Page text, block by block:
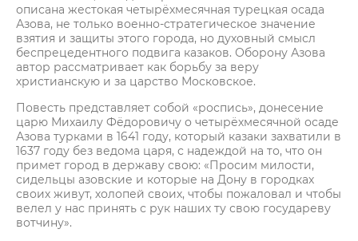
описана жестокая четырёхмесячная турецкая осада
Азова, не только военно-стратегическое значение
взятия и защиты этого города, но духовный смысл
беспрецедентного подвига казаков. Оборону Азова
автор рассматривает как борьбу за веру
христианскую и за царство Московское.
Повесть представляет собой «роспись», донесение
царю Михаилу Фёдоровичу о четырёхмесячной осаде
Азова турками в 1641 году, который казаки захватили в
1637 году без ведома царя, с надеждой на то, что он
примет город в державу свою: «Просим милости,
сидельцы азовские и которые на Дону в городках
своих живут, холопей своих, чтобы пожаловал и чтобы
велел у нас принять с рук наших ту свою государеву
вотчину».